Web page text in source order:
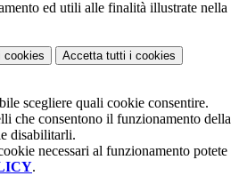
ed utili alle finalità illustrate nella
cookies Accetta tutti i cookies
scegliere quali cookie consentire.
che consentono il funzionamento della
disabilitarli.
necessari al funzionamento potete
.